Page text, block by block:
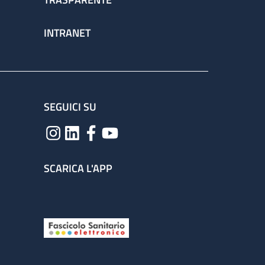
INTRANET
SEGUICI SU
SCARICA L'APP